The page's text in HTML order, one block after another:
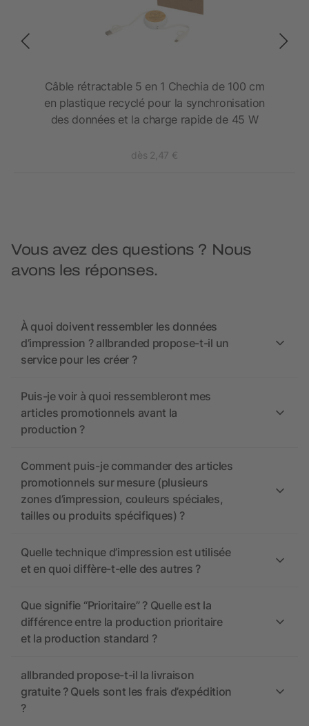
Câble rétractable 5 en 1 Chechia de 100 cm
en plastique recyclé pour la synchronisation
des données et la charge rapide de 45 W
dès 2,47 €
Vous avez des questions ? Nous
avons les réponses.
À quoi doivent ressembler les données
d’impression ? allbranded propose-t-il un
service pour les créer ?
Puis-je voir à quoi ressembleront mes
articles promotionnels avant la
production ?
Comment puis-je commander des articles
promotionnels sur mesure (plusieurs
zones d’impression, couleurs spéciales,
tailles ou produits spécifiques) ?
Quelle technique d’impression est utilisée
et en quoi diffère-t-elle des autres ?
Que signifie “Prioritaire” ? Quelle est la
différence entre la production prioritaire
et la production standard ?
allbranded propose-t-il la livraison
gratuite ? Quels sont les frais d’expédition
?